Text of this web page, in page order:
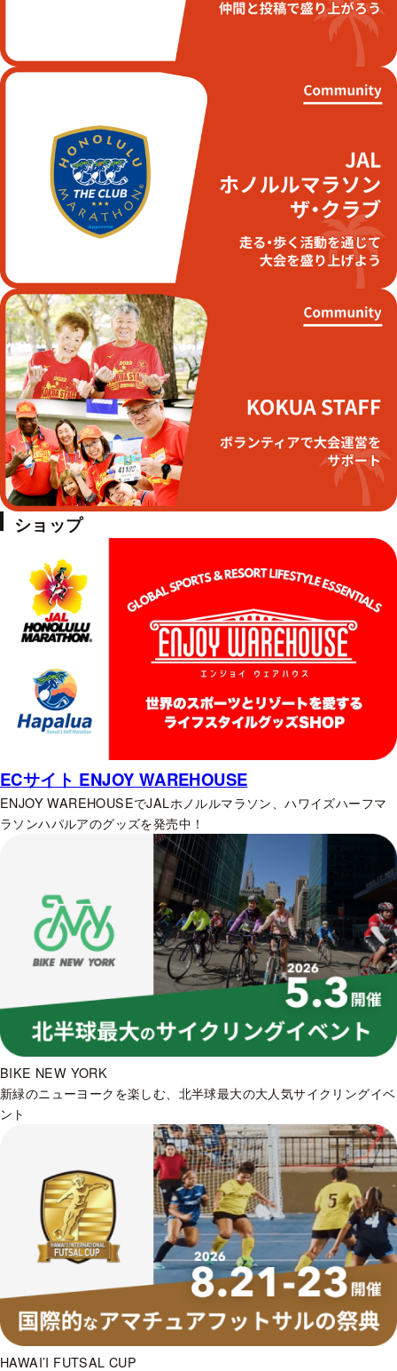
ショップ
ECサイト ENJOY WAREHOUSE
ENJOY WAREHOUSEでJALホノルルマラソン、ハワイズハーフマ
ラソンハパルアのグッズを発売中！
BIKE NEW YORK
新緑のニューヨークを楽しむ、北半球最大の大人気サイクリングイベ
ント
HAWAI’I FUTSAL CUP